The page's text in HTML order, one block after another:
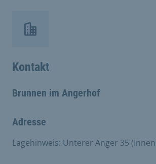
Kontakt
Brunnen im Angerhof
Adresse
Lagehinweis: Unterer Anger 35